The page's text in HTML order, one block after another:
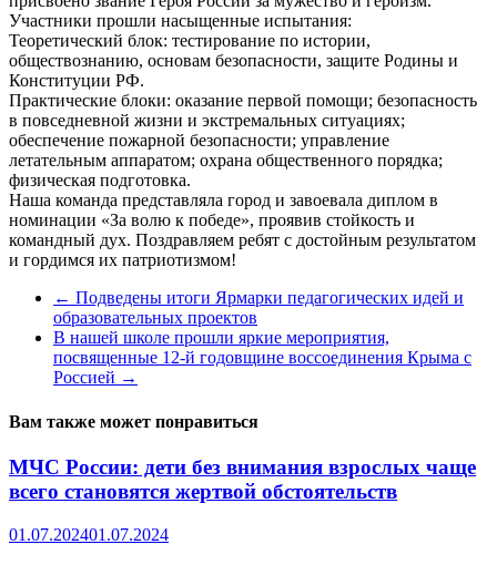
Участники прошли насыщенные испытания:
Теоретический блок: тестирование по истории,
обществознанию, основам безопасности, защите Родины и
Конституции РФ.
Практические блоки: оказание первой помощи; безопасность
в повседневной жизни и экстремальных ситуациях;
обеспечение пожарной безопасности; управление
летательным аппаратом; охрана общественного порядка;
физическая подготовка.
Наша команда представляла город и завоевала диплом в
номинации «За волю к победе», проявив стойкость и
командный дух. Поздравляем ребят с достойным результатом
и гордимся их патриотизмом!
← Подведены итоги Ярмарки педагогических идей и
образовательных проектов
В нашей школе прошли яркие мероприятия,
посвященные 12-й годовщине воссоединения Крыма с
Россией →
Вам также может понравиться
МЧС России: дети без внимания взрослых чаще
всего становятся жертвой обстоятельств
01.07.202401.07.2024